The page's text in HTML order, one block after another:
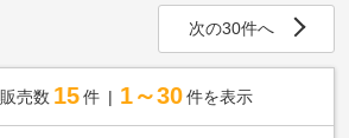
次の30件へ
販売数 15 件 1～30 件を表示